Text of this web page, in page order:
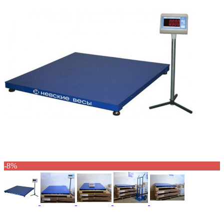
-8%